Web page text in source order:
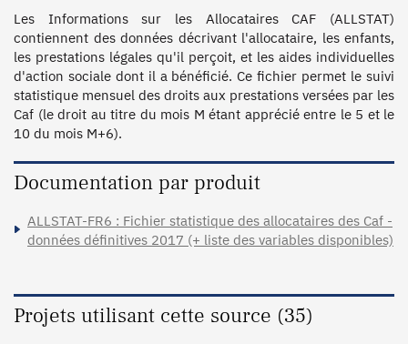
Les Informations sur les Allocataires CAF (ALLSTAT)
contiennent des données décrivant l'allocataire, les enfants,
les prestations légales qu'il perçoit, et les aides individuelles
d'action sociale dont il a bénéficié. Ce fichier permet le suivi
statistique mensuel des droits aux prestations versées par les
Caf (le droit au titre du mois M étant apprécié entre le 5 et le
10 du mois M+6).
Documentation par produit
ALLSTAT-FR6 : Fichier statistique des allocataires des Caf -
données définitives 2017 (+ liste des variables disponibles)
Projets utilisant cette source (35)